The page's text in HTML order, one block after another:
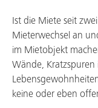
Arbeiten bei uns
Ist die Miete seit
Mieterwechsel an
im Mietobjekt
Wände, Kratzspuren
keine oder eben